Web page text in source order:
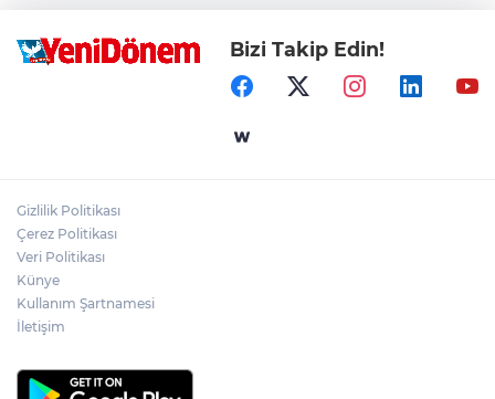
Bizi Takip Edin!
Gizlilik Politikası
Çerez Politikası
Veri Politikası
Künye
Kullanım Şartnamesi
İletişim